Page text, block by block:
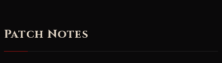
Patch Notes